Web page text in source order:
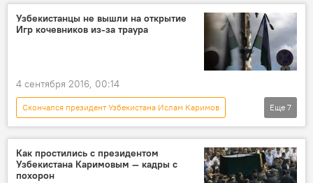
Узбекистан
Ислам Каримов
политолог
лидеры
Мнение
Узбекистанцы не вышли на открытие
Игр кочевников из-за траура
4 сентября 2016, 00:14
Скончался президент Узбекистана Ислам Каримов
Кыргызстан
Общество
спорт
Узбекистан
Ислам Каримов
траур
II Всемирные игры кочевников
Еще 7
Как простились с президентом
Узбекистана Каримовым — кадры с
похорон